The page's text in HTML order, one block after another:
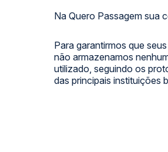
Na Quero Passagem sua
Para garantirmos que
não armazenamos
utilizado, seguindo os
das principais instituições